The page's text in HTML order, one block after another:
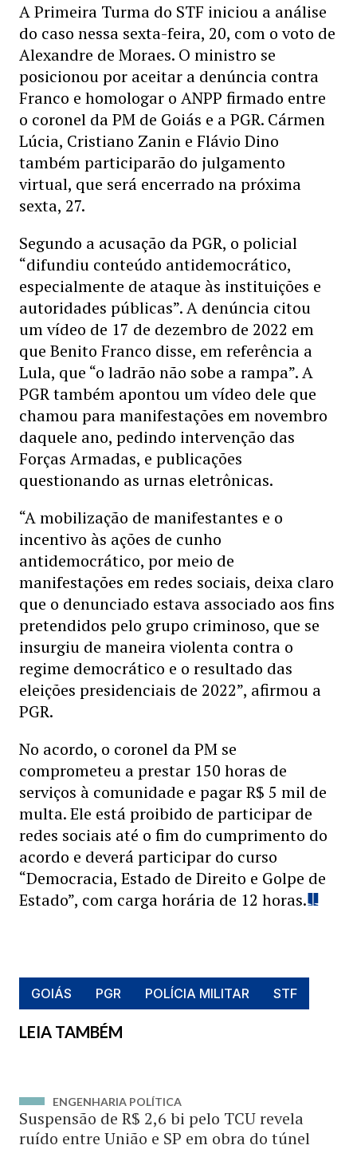
A Primeira Turma do STF iniciou a análise
do caso nessa sexta-feira, 20, com o voto de
Alexandre de Moraes. O ministro se
posicionou por aceitar a denúncia contra
Franco e homologar o ANPP firmado entre
o coronel da PM de Goiás e a PGR. Cármen
Lúcia, Cristiano Zanin e Flávio Dino
também participarão do julgamento
virtual, que será encerrado na próxima
sexta, 27.
Segundo a acusação da PGR, o policial
“difundiu conteúdo antidemocrático,
especialmente de ataque às instituições e
autoridades públicas”. A denúncia citou
um vídeo de 17 de dezembro de 2022 em
que Benito Franco disse, em referência a
Lula, que “o ladrão não sobe a rampa”. A
PGR também apontou um vídeo dele que
chamou para manifestações em novembro
daquele ano, pedindo intervenção das
Forças Armadas, e publicações
questionando as urnas eletrônicas.
“A mobilização de manifestantes e o
incentivo às ações de cunho
antidemocrático, por meio de
manifestações em redes sociais, deixa claro
que o denunciado estava associado aos fins
pretendidos pelo grupo criminoso, que se
insurgiu de maneira violenta contra o
regime democrático e o resultado das
eleições presidenciais de 2022”, afirmou a
PGR.
No acordo, o coronel da PM se
comprometeu a prestar 150 horas de
serviços à comunidade e pagar R$ 5 mil de
multa. Ele está proibido de participar de
redes sociais até o fim do cumprimento do
acordo e deverá participar do curso
“Democracia, Estado de Direito e Golpe de
Estado”, com carga horária de 12 horas.
GOIÁS PGR POLÍCIA MILITAR STF
LEIA TAMBÉM
ENGENHARIA POLÍTICA
Suspensão de R$ 2,6 bi pelo TCU revela
ruído entre União e SP em obra do túnel